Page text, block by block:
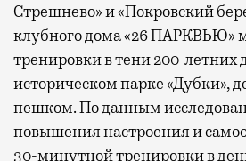
Стрешнево» и «Покровский
клубного дома «26 ПАРКВЬЮ»
тренировки в тени 200-летних
историческом парке «Дубки»,
пешком. По данным
повышения настроения и
30-минутной тренировки в